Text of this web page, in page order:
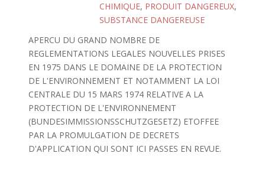
CHIMIQUE, PRODUIT DANGEREUX,
SUBSTANCE DANGEREUSE
APERCU DU GRAND NOMBRE DE
REGLEMENTATIONS LEGALES NOUVELLES PRISES
EN 1975 DANS LE DOMAINE DE LA PROTECTION
DE L'ENVIRONNEMENT ET NOTAMMENT LA LOI
CENTRALE DU 15 MARS 1974 RELATIVE A LA
PROTECTION DE L'ENVIRONNEMENT
(BUNDESIMMISSIONSSCHUTZGESETZ) ETOFFEE
PAR LA PROMULGATION DE DECRETS
D'APPLICATION QUI SONT ICI PASSES EN REVUE.